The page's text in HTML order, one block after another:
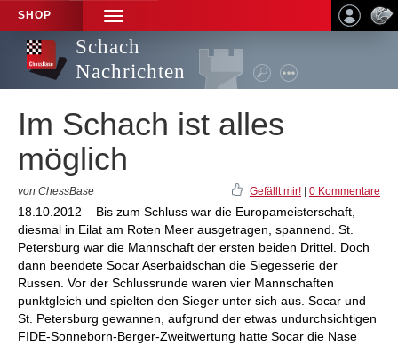
SHOP
TOGGLE
NAVIGATION
Schach
Nachrichten
Im Schach ist alles
möglich
von ChessBase Gefällt mir! 0 Kommentare
18.10.2012 – Bis zum Schluss war die Europameisterschaft,
diesmal in Eilat am Roten Meer ausgetragen, spannend. St.
Petersburg war die Mannschaft der ersten beiden Drittel. Doch
dann beendete Socar Aserbaidschan die Siegesserie der
Russen. Vor der Schlussrunde waren vier Mannschaften
punktgleich und spielten den Sieger unter sich aus. Socar und
St. Petersburg gewannen, aufgrund der etwas undurchsichtigen
FIDE-Sonneborn-Berger-Zweitwertung hatte Socar die Nase